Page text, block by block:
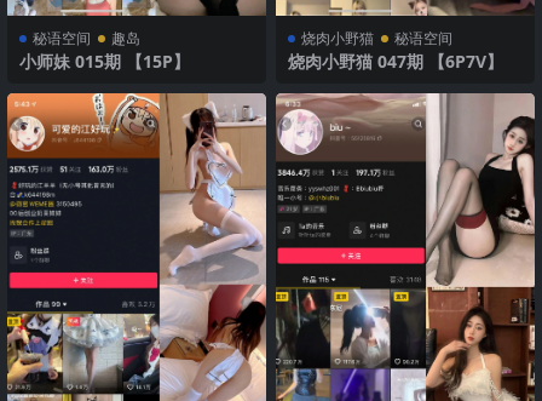
秘语空间 趣岛
小师妹 015期 【15P】
烧肉小野猫 秘语空间
烧肉小野猫 047期 【6P7V】